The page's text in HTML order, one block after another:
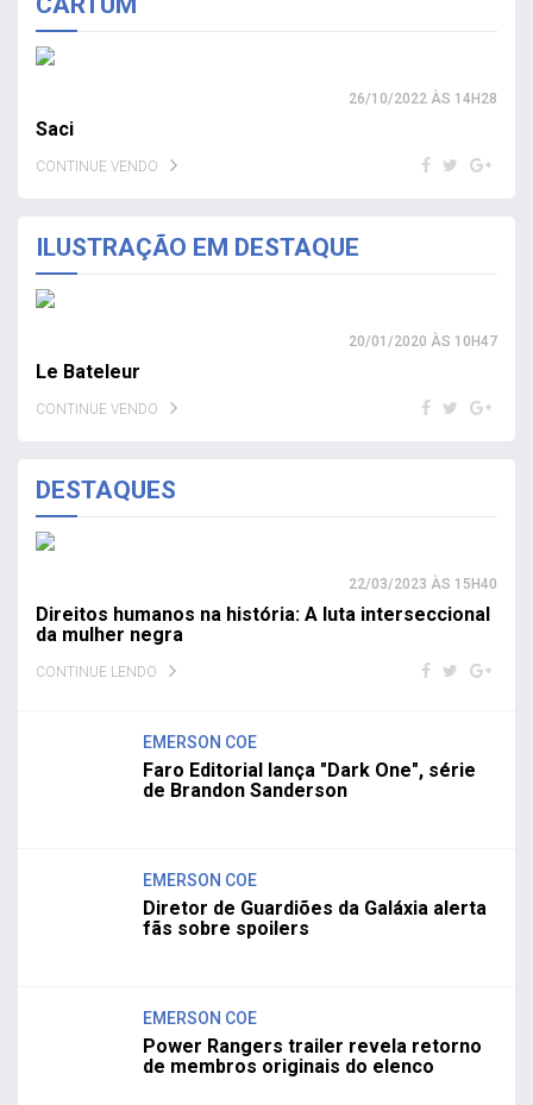
26/10/2022 ÀS 14H28
Saci
CONTINUE VENDO
ILUSTRAÇÃO EM DESTAQUE
20/01/2020 ÀS 10H47
Le Bateleur
CONTINUE VENDO
DESTAQUES
22/03/2023 ÀS 15H40
Direitos humanos na história: A luta interseccional
da mulher negra
CONTINUE LENDO
EMERSON COE
Faro Editorial lança "Dark One", série
de Brandon Sanderson
EMERSON COE
Diretor de Guardiões da Galáxia alerta
fãs sobre spoilers
EMERSON COE
Power Rangers trailer revela retorno
de membros originais do elenco